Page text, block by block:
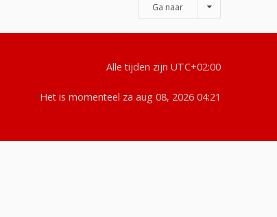
Ga naar
Alle tijden zijn UTC+02:00
Het is momenteel za aug 08, 2026 04:21